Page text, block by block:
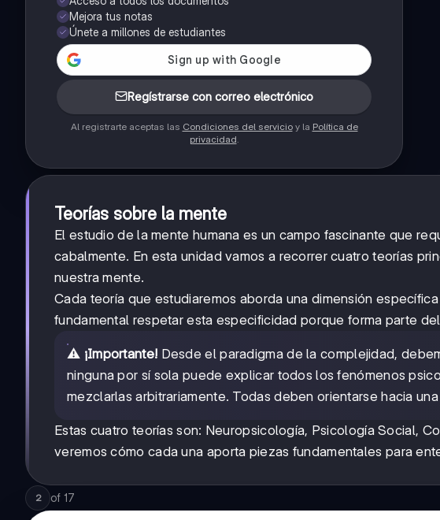
Mejora tus notas
Únete a millones de estudiantes
Regístrarse con correo electrónico
Al registrarte aceptas las Condiciones del servicioy la Política de
privacidad
Teorías sobre la mente
El estudio de la mente humana es un campo fascinante que
cabalmente. En esta unidad vamos a recorrer cuatro teorías
nuestra mente.
Cada teoría que estudiaremos aborda una dimensión
fundamental respetar esta especificidad porque forma parte
⚠️ ¡Importante! Desde el paradigma de la complejidad,
ninguna por sí sola puede explicar todos los fenómenos
mezclarlas arbitrariamente. Todas deben orientarse hacia
Estas cuatro teorías son: Neuropsicología, Psicología Social,
veremos cómo cada una aporta piezas fundamentales para
2 of 17